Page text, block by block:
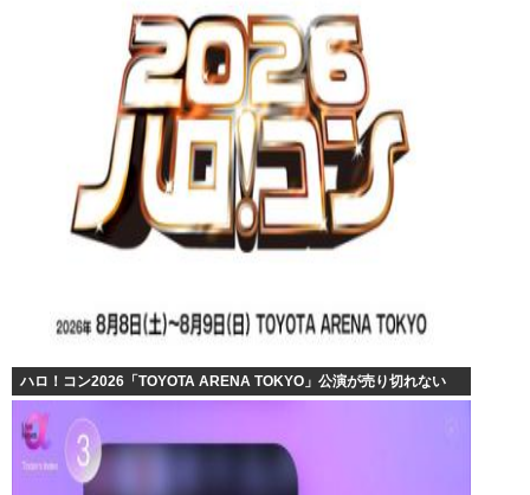
ハロ！コン2026「TOYOTA ARENA TOKYO」公演が売り切れない